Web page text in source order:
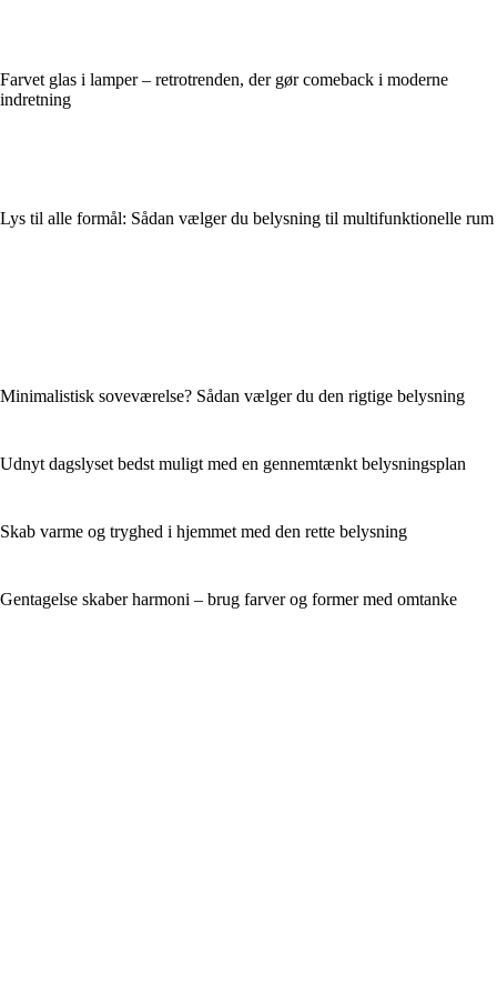
Farvet glas i lamper – retrotrenden, der gør comeback i moderne
indretning
Lys til alle formål: Sådan vælger du belysning til multifunktionelle rum
Minimalistisk soveværelse? Sådan vælger du den rigtige belysning
Udnyt dagslyset bedst muligt med en gennemtænkt belysningsplan
Skab varme og tryghed i hjemmet med den rette belysning
Gentagelse skaber harmoni – brug farver og former med omtanke